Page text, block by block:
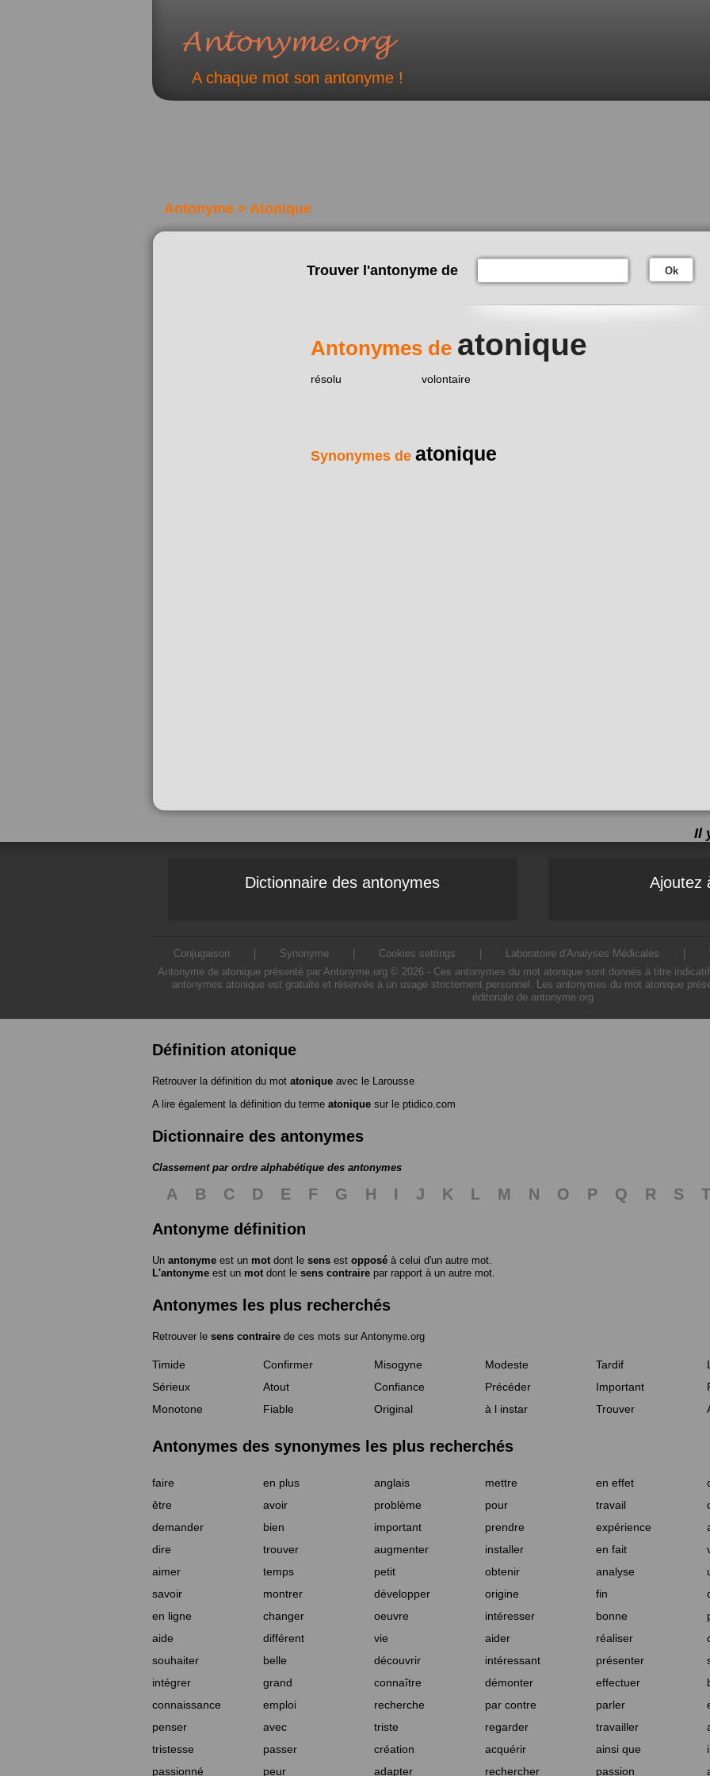
A chaque mot son antonyme !
Antonyme > Atonique
Trouver l'antonyme de Ok
Antonymes de atonique
résolu volontaire
Synonymes de atonique
Il
Dictionnaire des antonymes Ajoutez
Conjugaison Synonyme Cookies settings Laboratoire d'Analyses Médicales
Antonyme de atonique présenté par Antonyme.org © 2026 - Ces antonymes du mot atonique sont donnés à titre
antonymes atonique est gratuite et réservée à un usage strictement personnel. Les antonymes du mot atonique
éditoriale de antonyme.org
Définition atonique
Retrouver la définition du mot atonique avec le Larousse
A lire également la définition du terme atonique sur le ptidico.com
Dictionnaire des antonymes
Classement par ordre alphabétique des antonymes
A B C D E F G H I J K L M N O P Q R S T
Antonyme définition
Un antonyme est un mot dont le sens est opposé à celui d'un autre mot.
L'antonyme est un mot dont le sens contraire par rapport à un autre mot.
Antonymes les plus recherchés
Retrouver le sens contraire de ces mots sur Antonyme.org
Timide Confirmer Misogyne Modeste Tardif
Sérieux
Atout Confiance Précéder Important
Monotone
Fiable Original à l instar Trouver
Antonymes des synonymes les plus recherchés
faire en plus anglais mettre en effet
être
avoir problème pour travail
demander
bien important prendre expérience
dire
trouver augmenter installer en fait
aimer
temps petit obtenir analyse
savoir
montrer développer origine fin
en ligne
changer oeuvre intéresser bonne
aide
différent vie aider réaliser
souhaiter
belle découvrir intéressant présenter
intégrer
grand connaître démonter effectuer
connaissance
emploi recherche par contre parler
penser
avec triste regarder travailler
tristesse
passer création acquérir ainsi que
passionné
peur adapter rechercher passion